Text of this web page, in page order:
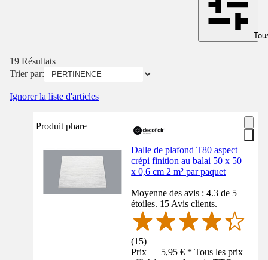
19 Résultats
Trier par:
Ignorer la liste d'articles
Produit phare
Dalle de plafond T80 aspect
crépi finition au balai 50 x 50
x 0,6 cm 2 m² par paquet
Moyenne des avis : 4.3 de 5
étoiles. 15 Avis clients.
(15)
Prix — 5,95 € * Tous les prix